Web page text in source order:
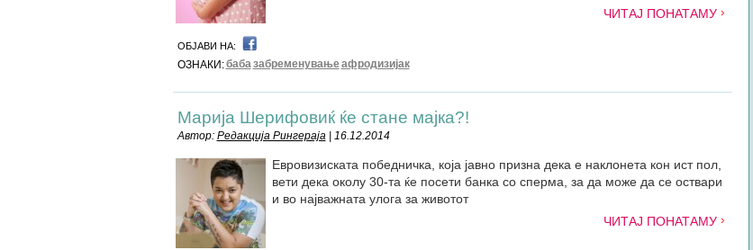
ЧИТАЈ ПОНАТАМУ
ОБЈАВИ НА:
ОЗНАКИ:бабазабременувањеафродизијак
Марија Шерифовиќ ќе стане мајка?!
Автор: Редакција Рингераја| 16.12.2014
Евровизиската победничка, која јавно призна дека е наклонета кон ист пол,
вети дека околу 30-та ќе посети банка со сперма, за да може да се оствари
и во најважната улога за животот
ЧИТАЈ ПОНАТАМУ